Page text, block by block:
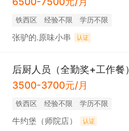
铁西区 经验不限 学历不限
张驴的.原味小串 认证
后厨人员（全勤奖+工作餐）
3500-3700元/月
铁西区 经验不限 学历不限
牛约堡（师院店） 认证